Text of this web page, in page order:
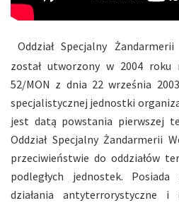
Oddział Specjalny
został utworzony w 2004 roku
52/MON z dnia 22 września
specjalistycznej jednostki
jest datą powstania pierwszej
Oddział Specjalny Żandarmerii
przeciwieństwie do oddziałów
podległych jednostek. Posiada
działania antyterrorystyczne i